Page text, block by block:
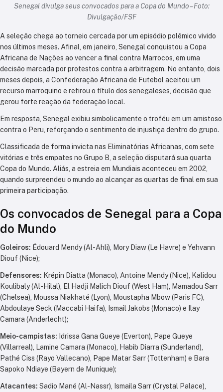
Senegal divulga seus convocados para a Copa do Mundo – Foto:
Divulgação/FSF
A seleção chega ao torneio cercada por um episódio polêmico vivido
nos últimos meses. Afinal, em janeiro, Senegal conquistou a Copa
Africana de Nações ao vencer a final contra Marrocos, em uma
decisão marcada por protestos contra a arbitragem. No entanto, dois
meses depois, a Confederação Africana de Futebol aceitou um
recurso marroquino e retirou o título dos senegaleses, decisão que
gerou forte reação da federação local.
Em resposta, Senegal exibiu simbolicamente o troféu em um amistoso
contra o Peru, reforçando o sentimento de injustiça dentro do grupo.
Classificada de forma invicta nas Eliminatórias Africanas, com sete
vitórias e três empates no Grupo B, a seleção disputará sua quarta
Copa do Mundo. Aliás, a estreia em Mundiais aconteceu em 2002,
quando surpreendeu o mundo ao alcançar as quartas de final em sua
primeira participação.
Os convocados de Senegal para a Copa
do Mundo
Goleiros: Édouard Mendy (Al-Ahli), Mory Diaw (Le Havre) e Yehvann
Diouf (Nice);
Defensores: Krépin Diatta (Monaco), Antoine Mendy (Nice), Kalidou
Koulibaly (Al-Hilal), El Hadji Malich Diouf (West Ham), Mamadou Sarr
(Chelsea), Moussa Niakhaté (Lyon), Moustapha Mbow (Paris FC),
Abdoulaye Seck (Maccabi Haifa), Ismail Jakobs (Monaco) e Ilay
Camara (Anderlecht);
Meio-campistas: Idrissa Gana Gueye (Everton), Pape Gueye
(Villarreal), Lamine Camara (Monaco), Habib Diarra (Sunderland),
Pathé Ciss (Rayo Vallecano), Pape Matar Sarr (Tottenham) e Bara
Sapoko Ndiaye (Bayern de Munique);
Atacantes: Sadio Mané (Al-Nassr), Ismaila Sarr (Crystal Palace),